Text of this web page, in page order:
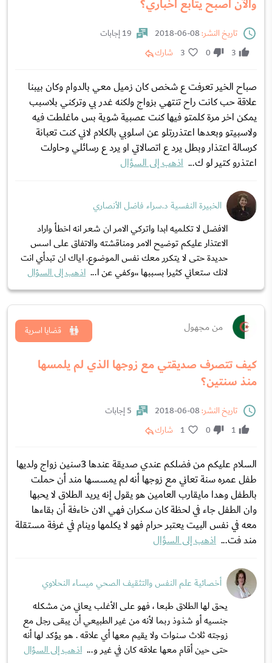
والآن أصبح يتابع أخباري؟
تاريخ النشر:
19 إجابات
3
0
3 شارك
صباح الخير تعرفت ع شخص كان زميل معي بالدوام وكان بيبنا
علاقة حب كانت راح تنتهي بزواج ولكنه غدر بي وتركني بلاسبب
يمكن اخر مرة كلمتو فيها كنت عصبية شوية بس ماغلطت فيه
ولاسبيتو وبعدها اعتذررتلو عن اسلوبي بالكلام لاني كنت تعبانة
كرسالة اعتذار وبطل يرد ع اتصالاتي او يرد ع رسائلي وحاولت
اعتذرو كتير لو ك... اذهب إلى السؤال
الخبيرة النفسية د.سراء فاضل الأنصاري
الافضل لا تكلميه ابدا واتركي الامر ان شعر انه اخطأ واراد
الاعتذار عليكم توضيح الامر ومناقشته والاتفاق على اسس
حديدة حتى لا يتكرر معك نفس الموضوع. اياك ان تبدأي انت
لانك ستعاني كثيرا بسببها ،،وكفي عن ا... اذهب إلى السؤال
من مجهول
كيف تتصرف صديقتي مع زوجها الذي لم يلمسها
منذ سنتين؟
قضايا اسرية
تاريخ النشر:
5 إجابات
1
0
1 شارك
السلام عليكم من فضلكم عندي صديقة عندها 3سنين زواج ولديها
طفل عمره سنة تعاني مع زوجها أنه لم يمسسها مند أن حملت
بالطفل وهدا مايقارب العامين هو يقول إنه يريد الطلاق لا يحبها
وان الطفل جاء في لحظة كان سكران فهي الان خاءفة أن بقاءها
معه في نفس البيت يعتبر حرام فهو لا يكلمها وينام في غرفة مستقلة
مند فت... اذهب إلى السؤال
أخصائية علم النفس والتثقيف الصحي ميساء النحلاوي
يحق لها الطلاق طبعا ، فهو على الأغلب يعاني من مشكله
جنسيه أو شذوذ ربما لأنه من غير الطبيعي أن يبقى رجل مع
زوجته ثلاث سنوات ولا يقيم معها أي علاقه . هو يؤكد لها أنه
حتى حين أقام معها علاقه كان في غير و... اذهب إلى السؤال